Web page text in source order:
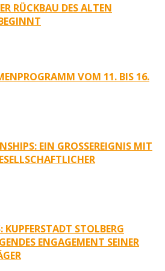
RÜCKBAU DES ALTEN
VOM 11. BIS 16.
EIN GROSSEREIGNIS MIT S
S
KUPFERSTADT STOLBERG
ENGAGEMENT SEINER